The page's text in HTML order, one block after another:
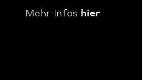
Mehr Infos hier